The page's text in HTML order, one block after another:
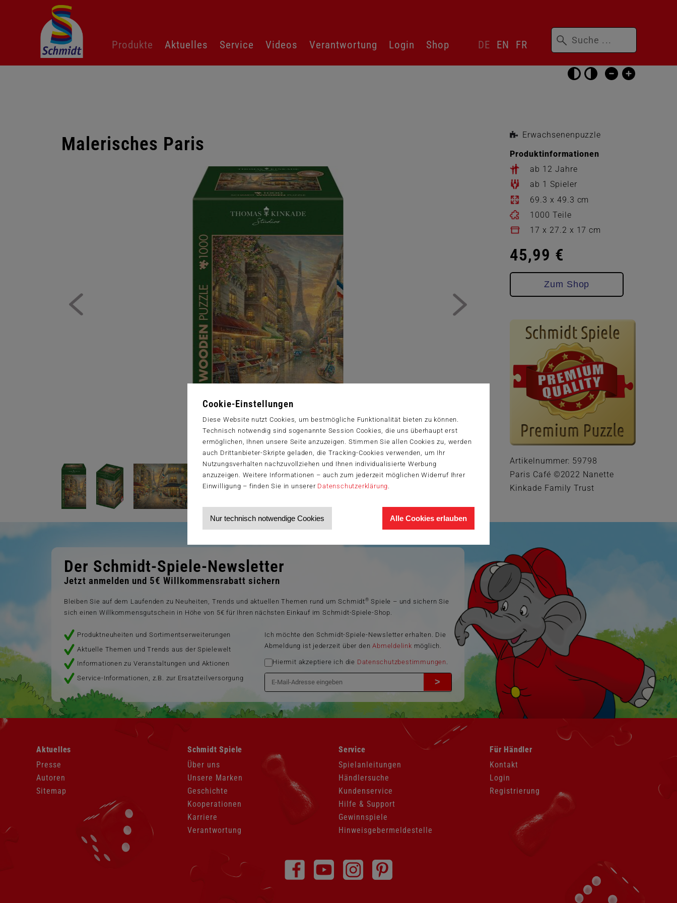
Cookie-Einstellungen
Diese Website nutzt Cookies, um bestmögliche Funktionalität bieten zu können.
Technisch notwendig sind sogenannte Session Cookies, die uns überhaupt erst
ermöglichen, Ihnen unsere Seite anzuzeigen. Stimmen Sie allen Cookies zu, werden
auch Drittanbieter-Skripte geladen, die Tracking-Cookies verwenden, um Ihr
Nutzungsverhalten nachzuvollziehen und Ihnen individualisierte Werbung
anzuzeigen. Weitere Informationen – auch zum jederzeit möglichen Widerruf Ihrer
Einwilligung – finden Sie in unserer Datenschutzerklärung
Nur technisch notwendige Cookies Alle Cookies erlauben
Barrierefrei-
Einstellungen
überspringen
überspringen
Produkte Aktuelles Service Videos Verantwortung Login Shop
überspringen
DE EN FR
Suchbegriffe
Malerisches Paris
Erwachsenenpuzzle
Produktinformationen
ab 12 Jahre
ab 1 Spieler
69.3 x 49.3 cm
1000 Teile
17 x 27.2 x 17 cm
45,99 €
Zum Shop
Artikelnummer: 59798
Paris Café ©2022 Nanette
Kinkade Family Trust
Der Schmidt-Spiele-Newsletter
Jetzt anmelden und 5€ Willkommensrabatt sichern
Bleiben Sie auf dem Laufenden zu Neuheiten, Trends und aktuellen Themen rund um Schmidt® Spiele – und sichern Sie
sich einen Willkommensgutschein in Höhe von 5€ für Ihren nächsten Einkauf im Schmidt-Spiele-Shop.
Produktneuheiten und Sortimentserweiterungen
Aktuelle Themen und Trends aus der Spielewelt
Informationen zu Veranstaltungen und Aktionen
Service-Informationen, z.B. zur Ersatzteilversorgung
Ich möchte den Schmidt-Spiele-Newsletter erhalten. Die
Abmeldung ist jederzeit über denAbmeldelink möglich.
Hiermit akzeptiere ich die Datenschutzbestimmungen
>
überspringen
Aktuelles
Presse
Autoren
Sitemap
Navigation
überspringen
Schmidt Spiele
Über uns
Unsere Marken
Geschichte
Kooperationen
Karriere
Verantwortung
Navigation
überspringen
Service
Spielanleitungen
Händlersuche
Kundenservice
Hilfe & Support
Gewinnspiele
Hinweisgebermeldestelle
Navigation
überspringen
Für Händler
Kontakt
Login
Registrierung